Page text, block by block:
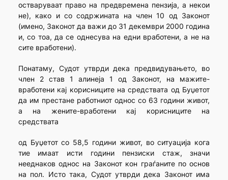
остваруваат право на предвремена пензија, а некои
не), како и со содржината на член 10 од Законот
(имено, Законот да важи до 31 декември 2000 година
и, со тоа, да се однесува на едни вработени, а не на
сите вработени).
Понатаму, Судот утврди дека предвидувањето, во
член 2 став 1 алинеја 1 од Законот, на мажите-
вработени кај корисниците на средствата од Буџетот
да им престане работниот однос со 63 години живот,
а на жените-вработени кај корисниците на
средствата
од Буџетот со 58,5 години живот, во ситуација кога
тие имаат исти години пензиски стаж, значи
нееднаков однос на Законот кон граѓаните по основ
на пол. Исто така, Судот утврди дека Законот има